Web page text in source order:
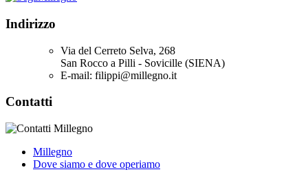
Indirizzo
Via del Cerreto Selva, 268
San Rocco a Pilli - Sovicille (SIENA)
E-mail: filippi@millegno.it
Contatti
Millegno
Dove siamo e dove operiamo